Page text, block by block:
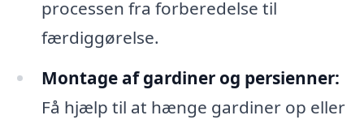
processen fra forberedelse til
færdiggørelse.
Montage af gardiner og persienner:
Få hjælp til at hænge gardiner op eller